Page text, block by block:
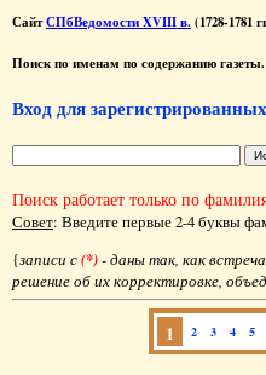
СайтСПбВедомости XVIII в. (1728-1781
Поиск по именам по содержанию газеты.
Вход для
Поиск работает только по
Совет: Введите первые 2-4 буквы
{записи с(*)- даны так, как
решение об их корректировке,
1 2 3 4 5